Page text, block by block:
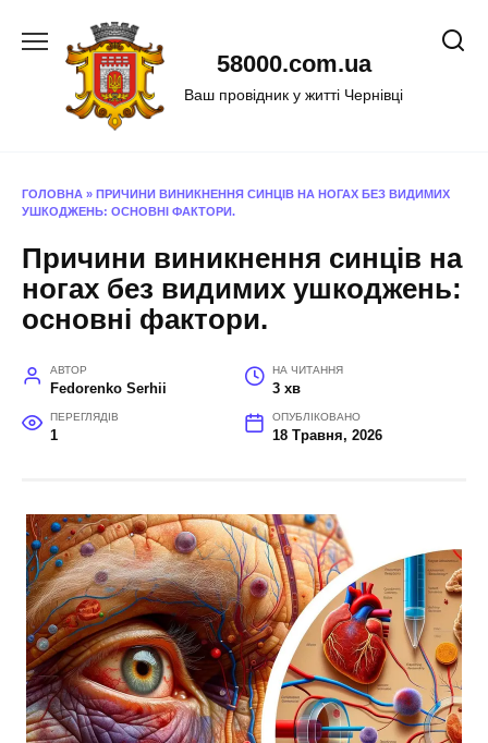
58000.com.ua
Ваш провідник у житті Чернівці
ГОЛОВНА » ПРИЧИНИ ВИНИКНЕННЯ СИНЦІВ НА НОГАХ БЕЗ ВИДИМИХ
УШКОДЖЕНЬ: ОСНОВНІ ФАКТОРИ.
Причини виникнення синців на
ногах без видимих ушкоджень:
основні фактори.
АВТОР
Fedorenko Serhii
НА ЧИТАННЯ
3 хв
ПЕРЕГЛЯДІВ
1
ОПУБЛІКОВАНО
18 Травня, 2026